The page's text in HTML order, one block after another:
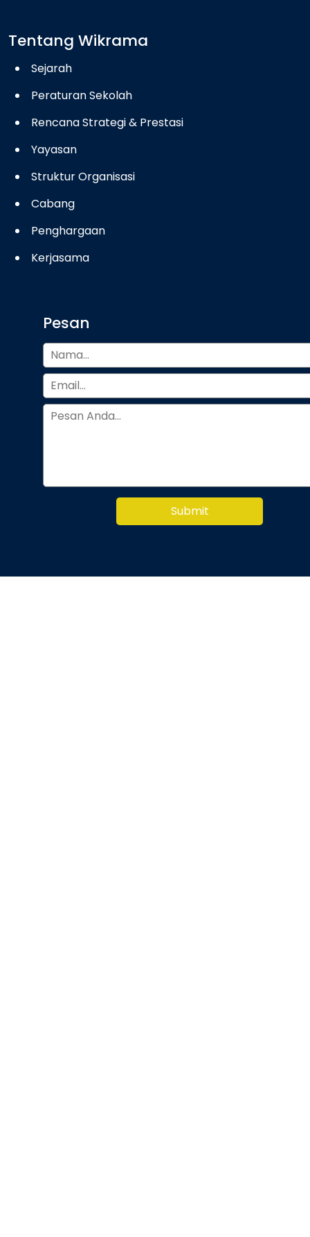
Tentang Wikrama
Sejarah
Peraturan Sekolah
Rencana Strategi & Prestasi
Yayasan
Struktur Organisasi
Cabang
Penghargaan
Kerjasama
Pesan
Submit